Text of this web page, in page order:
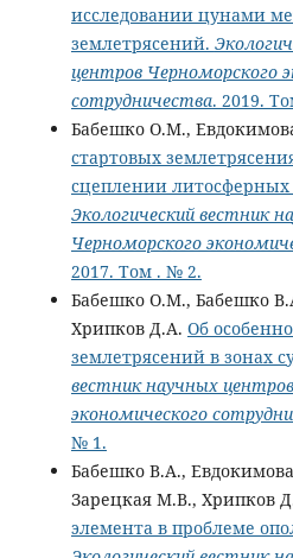
исследовании цунами
землетрясений.
центров Черноморского
сотрудничества. 2019.
Бабешко О.М.,
стартовых
сцеплении литосферных
Экологический вестник
Черноморского
2017. Том . № 2.
Бабешко О.М., Бабешко
Хрипков Д.А. Об
землетрясений в зонах
вестник научных
экономического
№ 1.
Бабешко В.А.,
Зарецкая М.В., Хрипков
элемента в проблеме